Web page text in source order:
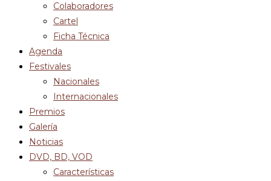
Colaboradores
Cartel
Ficha Técnica
Agenda
Festivales
Nacionales
Internacionales
Premios
Galería
Noticias
DVD, BD, VOD
Características